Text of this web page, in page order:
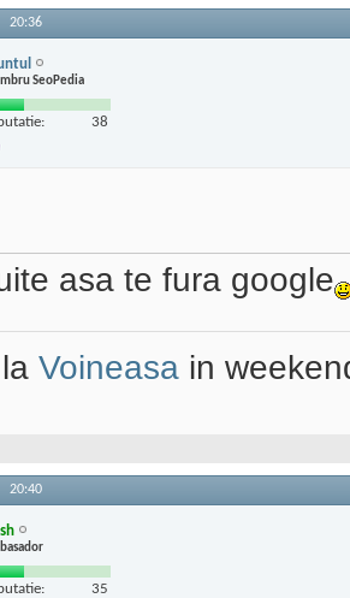
20:36
SeoPedia
38
asa te fura google
Voineasa in
20:40
35